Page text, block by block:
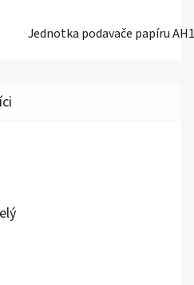
Jednotka podavače papíru